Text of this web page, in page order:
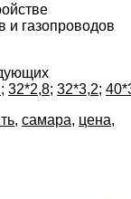
и газопроводов
; 32*2,8; 32*3,2;
, самара, цена,